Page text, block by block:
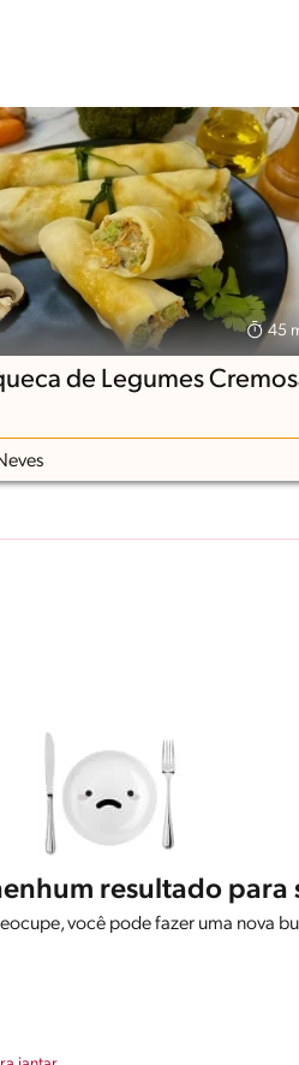
45
de Legumes
resultado para
você pode fazer uma nova